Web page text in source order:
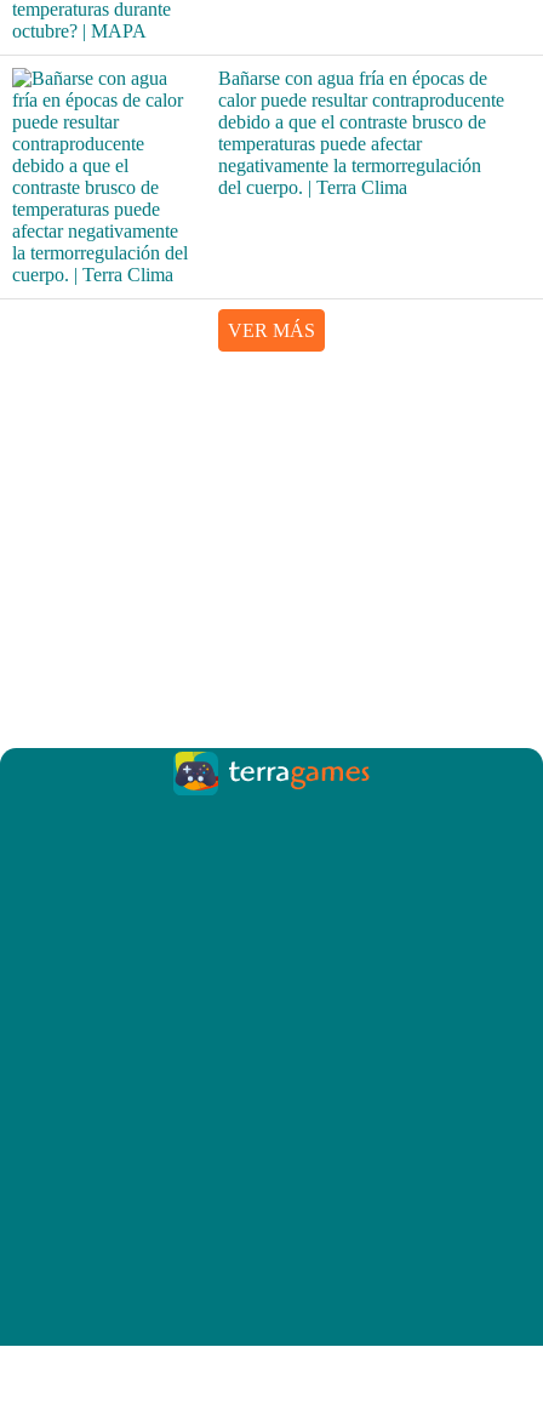
Bañarse con agua fría en épocas de
calor puede resultar contraproducente
debido a que el contraste brusco de
temperaturas puede afectar
negativamente la termorregulación
del cuerpo. | Terra Clima
VER MÁS